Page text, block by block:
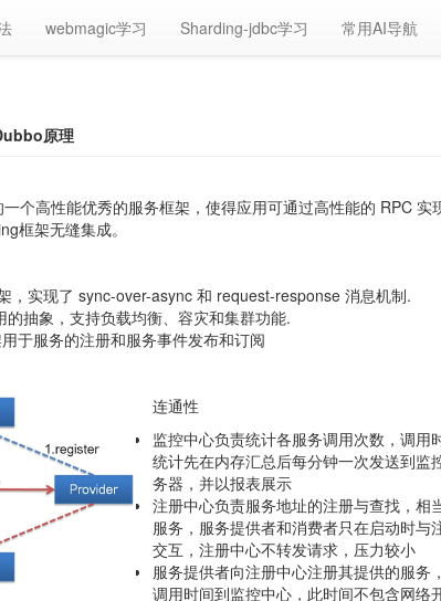
webmagic学习 Sharding-jdbc学习 常用AI导航
原理
个高性能优秀的服务框架，使得应用可通过高性能的 RPC 实
框架无缝集成。
，实现了 sync-over-async 和 request-response 消息机制.
的抽象，支持负载均衡、容灾和集群功能.
于服务的注册和服务事件发布和订阅
连通性
监控中心负责统计各服务调用次数，调用
统计先在内存汇总后每分钟一次发送到监
务器，并以报表展示
注册中心负责服务地址的注册与查找，相
服务，服务提供者和消费者只在启动时与
交互，注册中心不转发请求，压力较小
服务提供者向注册中心注册其提供的服务
调用时间到监控中心，此时间不包含网络